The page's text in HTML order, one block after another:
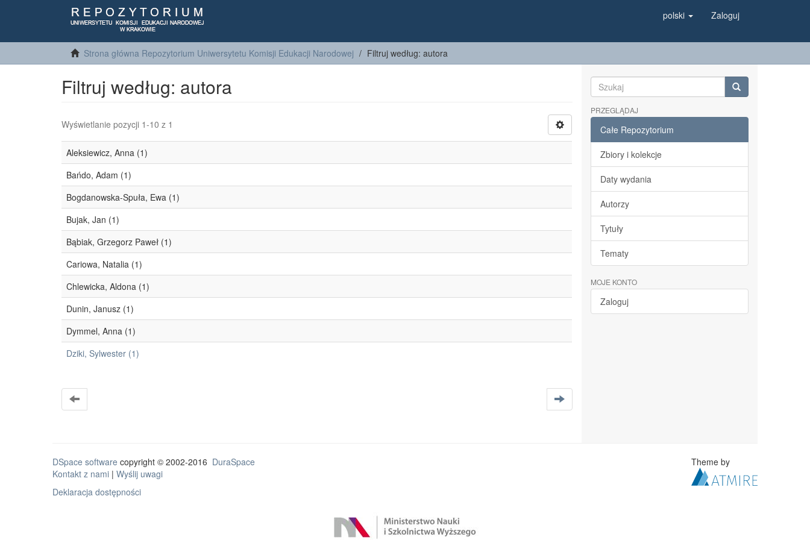
polski Zaloguj
Strona główna Repozytorium Uniwersytetu Komisji Edukacji Narodowej Filtruj według: autora
Filtruj według: autora
Wyświetlanie pozycji 1-10 z 1
Aleksiewicz, Anna (1)
Bańdo, Adam (1)
Bogdanowska-Spuła, Ewa (1)
Bujak, Jan (1)
Bąbiak, Grzegorz Paweł (1)
Cariowa, Natalia (1)
Chlewicka, Aldona (1)
Dunin, Janusz (1)
Dymmel, Anna (1)
Dziki, Sylwester (1)
PRZEGLĄDAJ
Całe Repozytorium
Zbiory i kolekcje
Daty wydania
Autorzy
Tytuły
Tematy
MOJE KONTO
Zaloguj
DSpace software copyright © 2002-2016 DuraSpace
Kontakt z nami | Wyślij uwagi
Deklaracja dostępności
Theme by